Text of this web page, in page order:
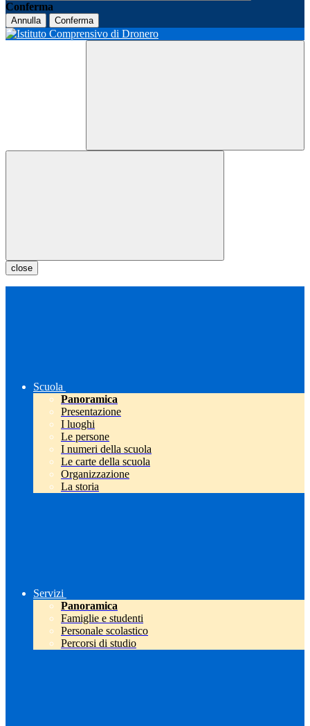
Conferma
Annulla Conferma
close
Scuola
Panoramica
Presentazione
I luoghi
Le persone
I numeri della scuola
Le carte della scuola
Organizzazione
La storia
Servizi
Panoramica
Famiglie e studenti
Personale scolastico
Percorsi di studio